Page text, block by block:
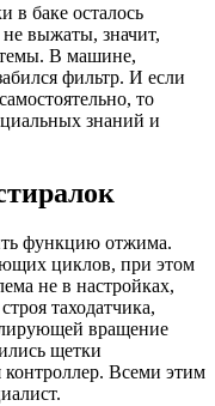
в баке осталось
выжаты, значит,
В машине,
фильтр. И если
то
знаний и
функцию отжима.
циклов, при этом
не в настройках,
таходатчика,
вращение
щетки
контроллер. Всеми этим